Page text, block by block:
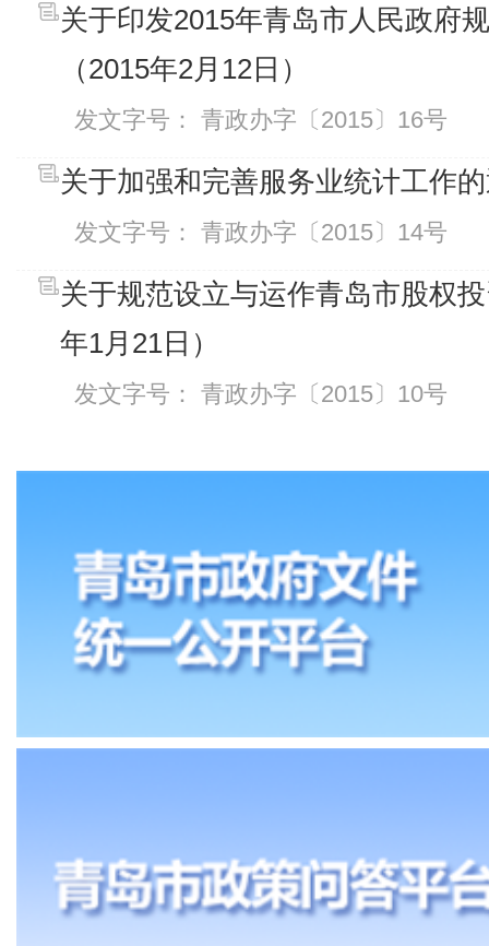
关于印发2015年青岛市人民政府
（2015年2月12日）
发文字号： 青政办字〔2015〕16号
关于加强和完善服务业统计工作
发文字号： 青政办字〔2015〕14号
关于规范设立与运作青岛市股权
年1月21日）
发文字号： 青政办字〔2015〕10号